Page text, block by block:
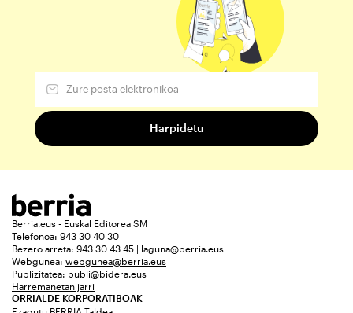
Berria.eus - Euskal Editorea SM
Telefonoa: 943 30 40 30
Bezero arreta: 943 30 43 45 | laguna@berria.eus
Webgunea: webgunea@berria.eus
Publizitatea: publi@bidera.eus
Harremanetan jarri
ORRIALDE KORPORATIBOAK